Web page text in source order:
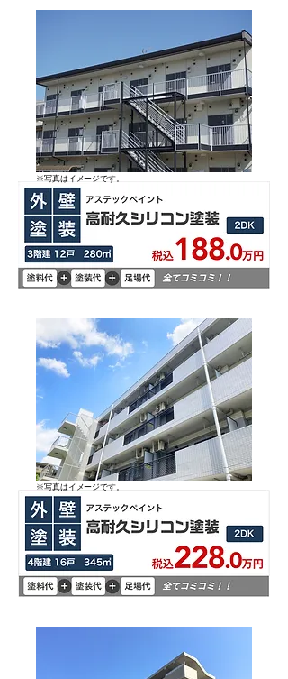
​※写真はイメージです。
​※写真はイメージです。